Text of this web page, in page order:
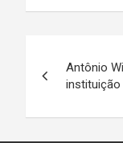
de
Post
Antônio
instituição